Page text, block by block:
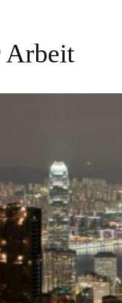
Arbeit